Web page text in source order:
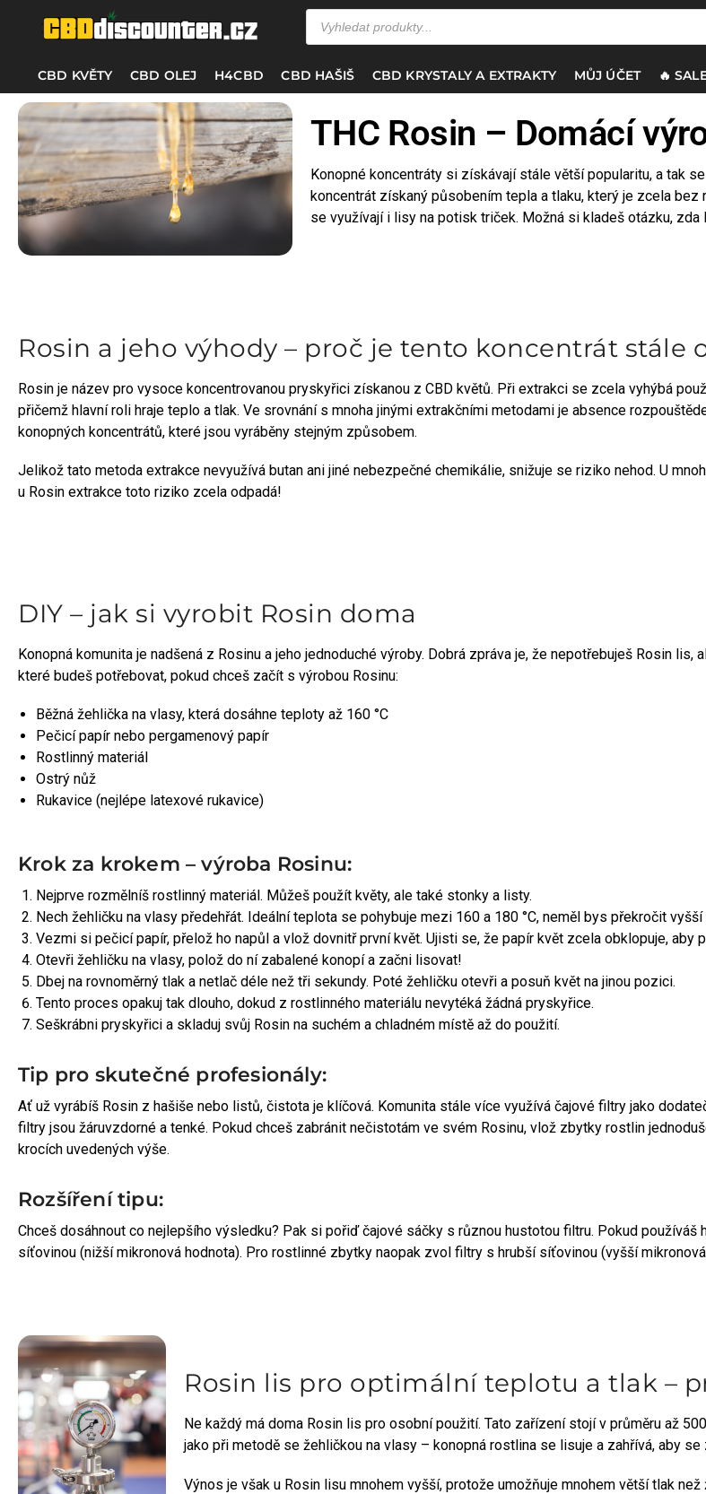
CBD KVĚTY CBD OLEJ H4CBD CBD HAŠIŠ CBD KRYSTALY A EXTRAKTY MŮJ ÚČET 🔥
THC Rosin – Domácí
Konopné koncentráty si získávají stále větší popularitu, a tak
koncentrát získaný působením tepla a tlaku, který je zcela
se využívají i lisy na potisk triček. Možná si kladeš otázku,
Rosin a jeho výhody – proč je tento koncentrát stále
Rosin je název pro vysoce koncentrovanou pryskyřici získanou z CBD květů. Při extrakci se zcela vyhýbá
přičemž hlavní roli hraje teplo a tlak. Ve srovnání s mnoha jinými extrakčními metodami je absence
konopných koncentrátů, které jsou vyráběny stejným způsobem.
Jelikož tato metoda extrakce nevyužívá butan ani jiné nebezpečné chemikálie, snižuje se riziko nehod. U
u Rosin extrakce toto riziko zcela odpadá!
DIY – jak si vyrobit Rosin doma
Konopná komunita je nadšená z Rosinu a jeho jednoduché výroby. Dobrá zpráva je, že nepotřebuješ Rosin
které budeš potřebovat, pokud chceš začít s výrobou Rosinu:
Běžná žehlička na vlasy, která dosáhne teploty až 160 °C
Pečicí papír nebo pergamenový papír
Rostlinný materiál
Ostrý nůž
Rukavice (nejlépe latexové rukavice)
Krok za krokem – výroba Rosinu:
Nejprve rozmělníš rostlinný materiál. Můžeš použít květy, ale také stonky a listy.
Nech žehličku na vlasy předehřát. Ideální teplota se pohybuje mezi 160 a 180 °C, neměl bys překročit vyšší
Vezmi si pečicí papír, přelož ho napůl a vlož dovnitř první květ. Ujisti se, že papír květ zcela obklopuje, aby
Otevři žehličku na vlasy, polož do ní zabalené konopí a začni lisovat!
Dbej na rovnoměrný tlak a netlač déle než tři sekundy. Poté žehličku otevři a posuň květ na jinou pozici.
Tento proces opakuj tak dlouho, dokud z rostlinného materiálu nevytéká žádná pryskyřice.
Seškrábni pryskyřici a skladuj svůj Rosin na suchém a chladném místě až do použití.
Tip pro skutečné profesionály:
Ať už vyrábíš Rosin z hašiše nebo listů, čistota je klíčová. Komunita stále více využívá čajové filtry jako
filtry jsou žáruvzdorné a tenké. Pokud chceš zabránit nečistotám ve svém Rosinu, vlož zbytky rostlin
krocích uvedených výše.
Rozšíření tipu:
Chceš dosáhnout co nejlepšího výsledku? Pak si pořiď čajové sáčky s různou hustotou filtru. Pokud
síťovinou (nižší mikronová hodnota). Pro rostlinné zbytky naopak zvol filtry s hrubší síťovinou (vyšší
Rosin lis pro optimální teplotu a tlak –
Ne každý má doma Rosin lis pro osobní použití. Tato zařízení stojí v průměru až
jako při metodě se žehličkou na vlasy – konopná rostlina se lisuje a zahřívá, aby
Výnos je však u Rosin lisu mnohem vyšší, protože umožňuje mnohem větší tlak než